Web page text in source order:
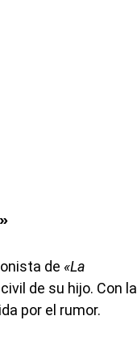
de «La
de su hijo. Con la
por el rumor.